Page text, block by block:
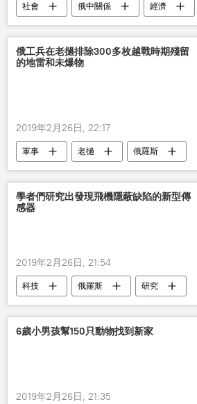
社會 俄中關係
經濟
華為公司
5G
俄工兵在老撾排除300多枚越戰時期殘留
的地雷和未爆物
2019年2月26日, 22:17
軍事 老撾 俄羅斯
學者們研究出發現飛機隱蔽缺陷的新型傳
感器
2019年2月26日, 21:54
科技 俄羅斯 研究
6歲小男孩幫150只動物找到新家
2019年2月26日, 21:35